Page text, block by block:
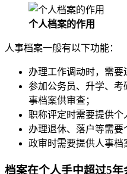
个人档案的作用
人事档案一般有以下功能：
办理工作调动时，需要
参加公务员、升学、考
事档案供审查；
职称评定时需要提供个
办理退休、落户等需要
政审时需要提供人事档
档案在个人手中超过5年